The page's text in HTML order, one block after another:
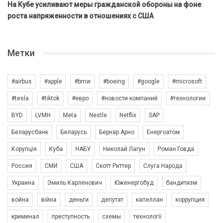
На Кубе усиливают меры гражданской обороны на фоне
роста напряженности в отношениях с США
Метки
#airbus #apple #bmw #boeing #google #microsoft
#tesla #tiktok #евро #новости компаний #технологии
BYD LVMH Meta Nestle Netflix SAP
Беларусбанк Беларусь Бернар Арно Енергоатом
Корупція Куба НАБУ Николай Лагун Роман Говда
Россия СМИ США Скотт Риттер Слуга Народа
Украина Эмиль Карленович Юженергобуд бандитизм
война війна деньги депутат капеллан коррупция
криминал преступность схемы технології